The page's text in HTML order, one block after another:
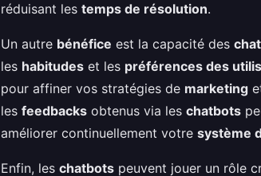
réduisant les temps de résolution.
Un autre bénéfice est la capacité des
les habitudes et les préférences des
pour affiner vos stratégies de marketing
les feedbacks obtenus via les chatbots
améliorer continuellement votre système
Enfin, les chatbots peuvent jouer un rôle